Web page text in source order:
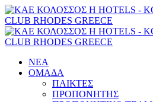
ΝΕΑ
ΟΜΑΔΑ
ΠΑΙΚΤΕΣ
ΠΡΟΠΟΝΗΤΗΣ